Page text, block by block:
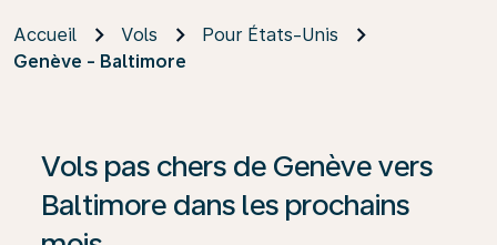
Accueil Vols
Pour États-Unis
Genève - Baltimore
Vols pas chers de Genève vers
Baltimore dans les prochains
Si aucun résultat n’est disponible, cliquez sur «